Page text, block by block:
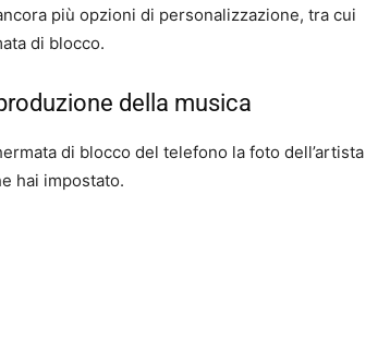
più opzioni di personalizzazione, tra cui
di blocco.
della musica
di blocco del telefono la foto dell’artista
hai impostato.